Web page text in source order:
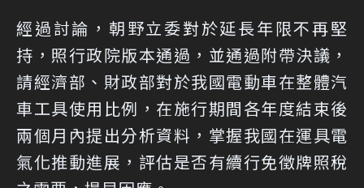
經過討論，朝野立委對於延長年限不再堅
持，照行政院版本通過，並通過附帶決議，
請經濟部、財政部對於我國電動車在整體汽
車工具使用比例，在施行期間各年度結束後
兩個月內提出分析資料，掌握我國在運具電
氣化推動進展，評估是否有續行免徵牌照稅